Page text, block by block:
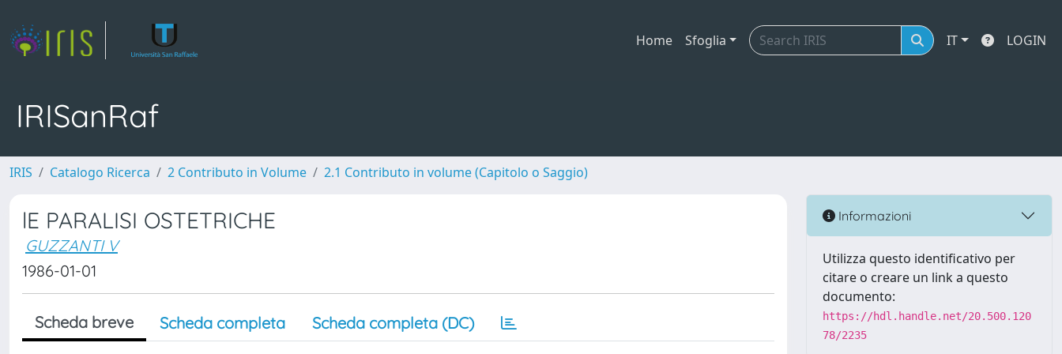
Home Sfoglia IT LOGIN
IRISanRaf
IRIS Catalogo Ricerca 2 Contributo in Volume 2.1 Contributo in volume (Capitolo o Saggio)
lE PARALISI OSTETRICHE
GUZZANTI V
1986-01-01
Scheda breve Scheda completa Scheda completa (DC)
Informazioni
Utilizza questo identificativo per
citare o creare un link a questo
documento:
https://hdl.handle.net/20.500.120
78/2235